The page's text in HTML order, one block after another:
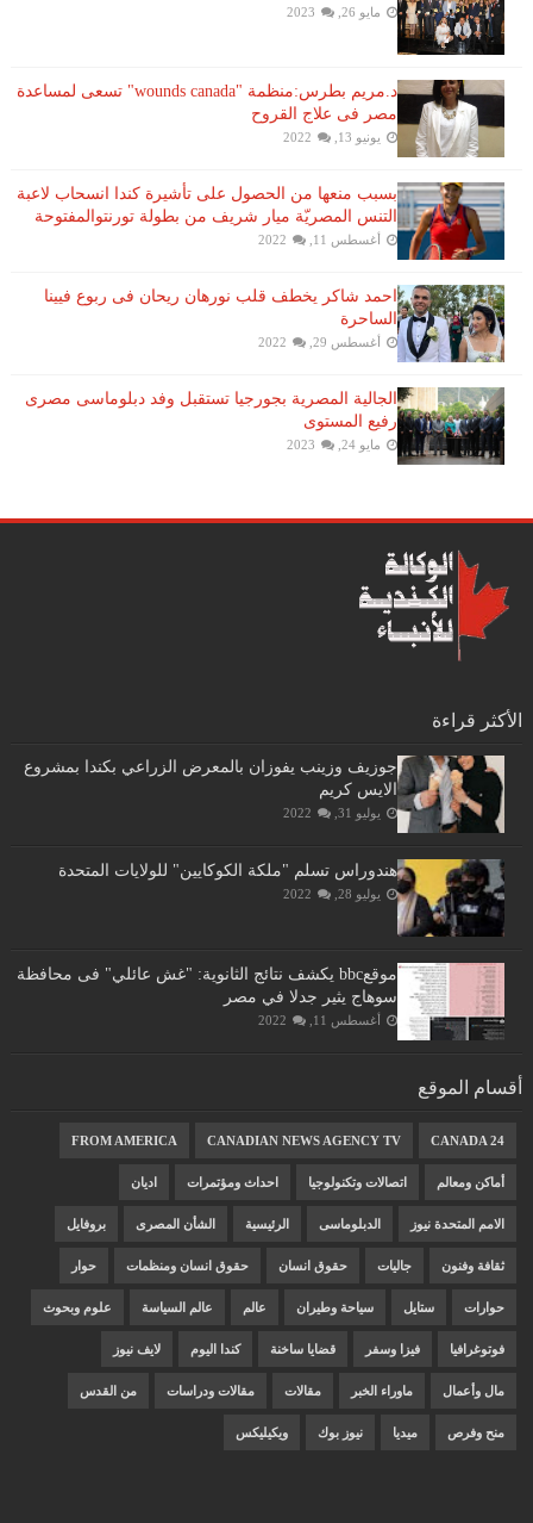
مايو 26, 2023
د.مريم بطرس:منظمة "wounds canada" تسعى لمساعدة
مصر فى علاج القروح
يونيو 13, 2022
بسبب منعها من الحصول على تأشيرة كندا انسحاب لاعبة ​
التنس​ المصريّة ​ميار شريف​ من بطولة ​تورنتو​المفتوحة
أغسطس 11, 2022
احمد شاكر يخطف قلب نورهان ريحان فى ربوع فيينا
الساحرة
أغسطس 29, 2022
الجالية المصرية بجورجيا تستقبل وفد دبلوماسى مصرى
رفيع المستوى
مايو 24, 2023
الأكثر قراءة
جوزيف وزينب يفوزان بالمعرض الزراعي بكندا بمشروع
الايس كريم
يوليو 31, 2022
هندوراس تسلم "ملكة الكوكايين" للولايات المتحدة
يوليو 28, 2022
موقعbbc يكشف نتائج الثانوية: "غش عائلي" فى محافظة
سوهاج يثير جدلا في مصر
أغسطس 11, 2022
أقسام الموقع
CANADA 24
CANADIAN NEWS AGENCY TV
FROM AMERICA
أماكن ومعالم اتصالات وتكنولوجيا احداث ومؤتمرات اديان
الامم المتحدة نيوز الدبلوماسى الرئيسية الشأن المصرى بروفايل
ثقافة وفنون جاليات حقوق انسان حقوق انسان ومنظمات حوار
حوارات ستايل سياحة وطيران عالم عالم السياسة علوم وبحوث
فوتوغرافيا فيزا وسفر قضايا ساخنة كندا اليوم لايف نيوز
مال وأعمال ماوراء الخبر مقالات مقالات ودراسات من القدس
منح وفرص ميديا نيوز بوك ويكيليكس